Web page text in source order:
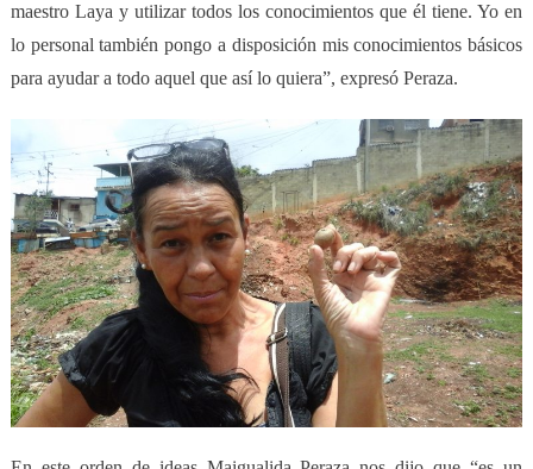
maestro Laya y utilizar todos los conocimientos que él tiene.Yo en
lo personal también pongo a disposición mis conocimientos básicos
para ayudar a todo aquel que así lo quiera”, expresó Peraza.